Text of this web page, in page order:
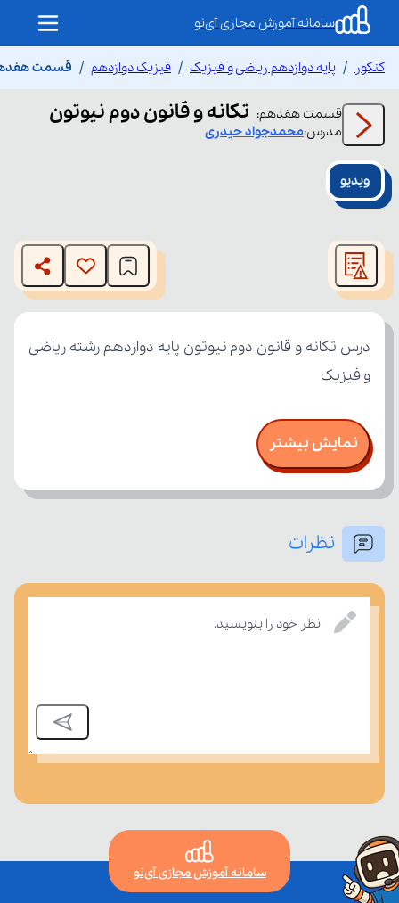
سامانه آموزش مجازی آی‌نو
کنکور پایه دوازدهم ریاضی و فیزیک فیزیک دوازدهم قسمت هفدهم
قسمت هفدهم: تکانه و قانون دوم نیوتون
مدرس:محمدجوادحیدری
ویدیو
modal
window.
The media could not be loaded, either because the server
or network failed or because the format is not supported.
و فیزیک
نمایش بیشتر
نظرات
نظر خود را بنویسید.
سامانه آموزش مجازی آی‌نو